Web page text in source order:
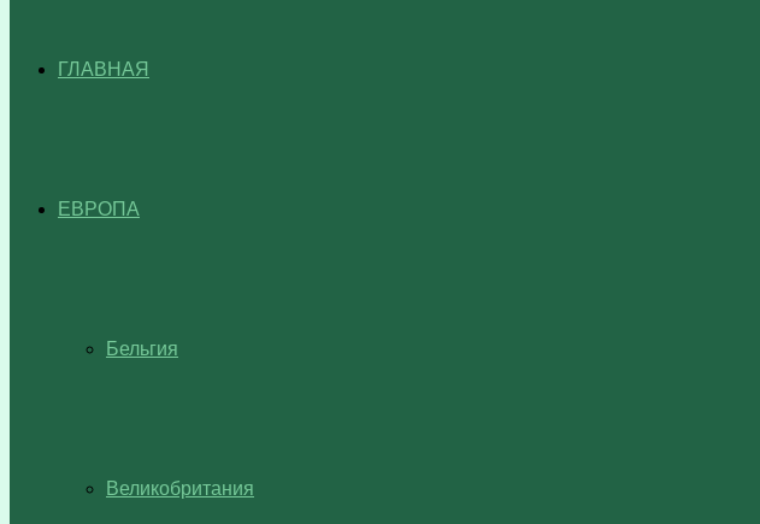
ГЛАВНАЯ
ЕВРОПА
Бельгия
Великобритания